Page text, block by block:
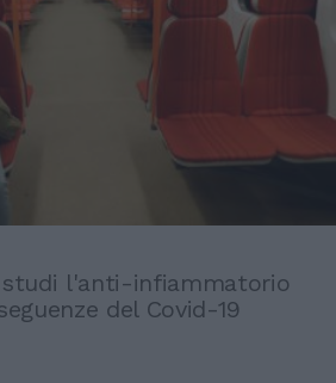
studi l'anti-infiammatorio
del Covid-19